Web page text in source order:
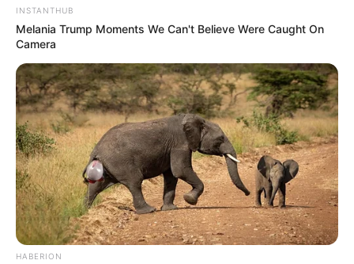
INSTANTHUB
Melania Trump Moments We Can't Believe Were Caught On
Camera
HABERION